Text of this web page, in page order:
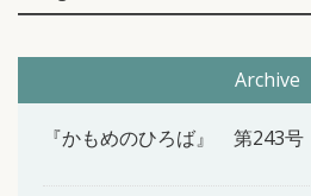
Archive
『かもめのひろば』 第243号